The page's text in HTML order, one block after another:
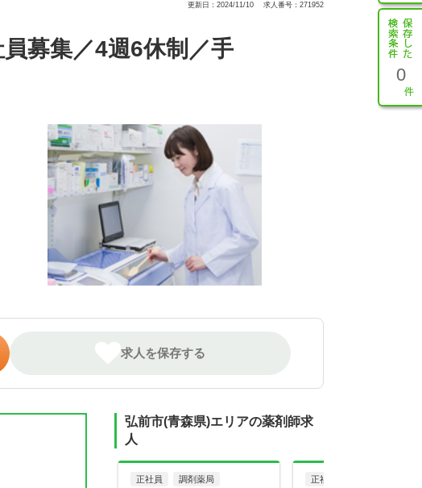
0
更新日：2024/11/10 求人番号：271952
募集／4週6休制／手
求人を保存する
弘前市(青森県)エリアの薬剤師求
人
正社員 調剤薬局 正社員